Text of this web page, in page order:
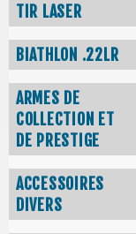
TIR LASER
BIATHLON .22LR
ARMES DE
COLLECTION ET
DE PRESTIGE
ACCESSOIRES
DIVERS